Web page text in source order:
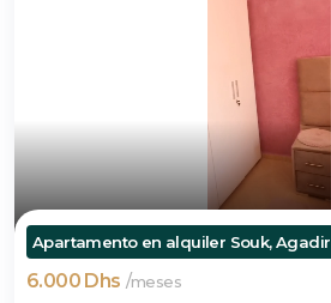
Apartamento en alquiler Souk, Agadir
6.000 Dhs /meses